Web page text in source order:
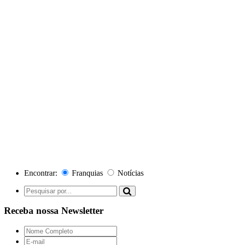
Encontrar: Franquias Notícias
Receba nossa Newsletter